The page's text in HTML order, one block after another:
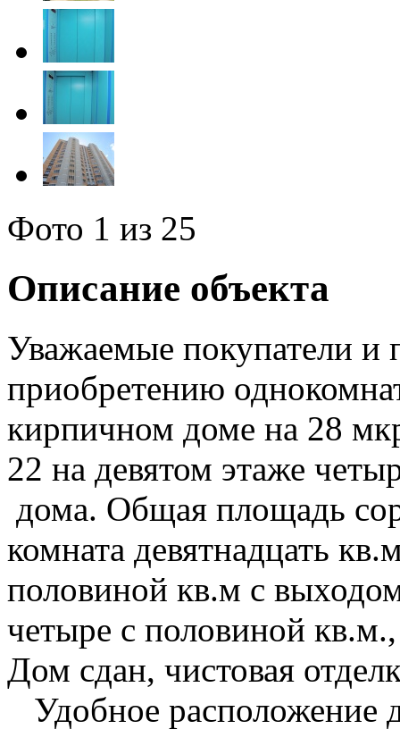
Фото 1 из 25
Описание объекта
Уважаемые покупатели и
приобретению
кирпичном доме на 28
22 на девятом этаже
дома. Общая площадь
комната девятнадцать
половиной кв.м с
четыре с половиной
Дом сдан, чистовая
Удобное расположение